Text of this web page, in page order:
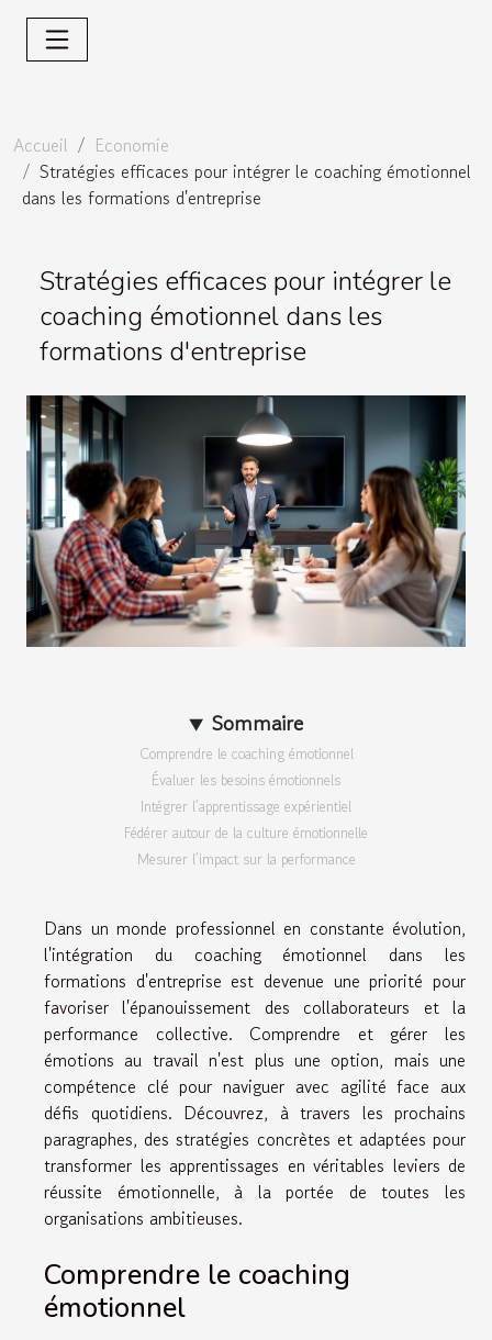
Accueil
Economie
Stratégies efficaces pour intégrer le coaching émotionnel
dans les formations d'entreprise
Stratégies efficaces pour intégrer le
coaching émotionnel dans les
formations d'entreprise
Sommaire
Comprendre le coaching émotionnel
Évaluer les besoins émotionnels
Intégrer l’apprentissage expérientiel
Fédérer autour de la culture émotionnelle
Mesurer l’impact sur la performance
Dans un monde professionnel en constante évolution,
l'intégration du coaching émotionnel dans les
formations d'entreprise est devenue une priorité pour
favoriser l'épanouissement des collaborateurs et la
performance collective. Comprendre et gérer les
émotions au travail n'est plus une option, mais une
compétence clé pour naviguer avec agilité face aux
défis quotidiens. Découvrez, à travers les prochains
paragraphes, des stratégies concrètes et adaptées pour
transformer les apprentissages en véritables leviers de
réussite émotionnelle, à la portée de toutes les
organisations ambitieuses.
Comprendre le coaching
émotionnel